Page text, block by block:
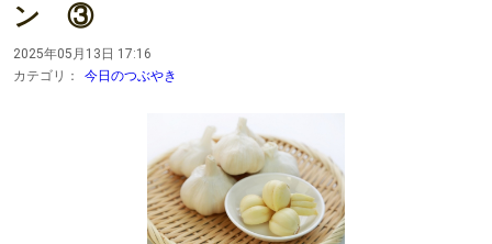
ン ③
2025年05月13日 17:16
カテゴリ：
今日のつぶやき